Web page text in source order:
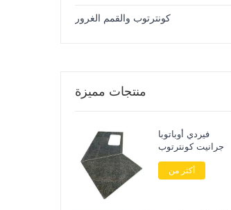
كونترتوب والقمم الغرور
منتجات مميزة
فيردي أوباتوبا
جرانيت كونترتوب
أكثر من